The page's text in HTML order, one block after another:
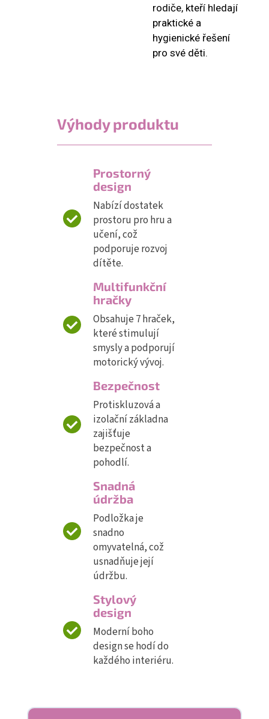
rodiče, kteří hledají
praktické a
hygienické řešení
pro své děti.
Výhody produktu
Prostorný
design
Nabízí dostatek
prostoru pro hru a
učení, což
podporuje rozvoj
dítěte.
Multifunkční
hračky
Obsahuje 7 hraček,
které stimulují
smysly a podporují
motorický vývoj.
Bezpečnost
Protiskluzová a
izolační základna
zajišťuje
bezpečnost a
pohodlí.
Snadná
údržba
Podložka je
snadno
omyvatelná, což
usnadňuje její
údržbu.
Stylový
design
Moderní boho
design se hodí do
každého interiéru.